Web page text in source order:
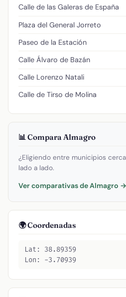
Calle de las Galeras de España
Plaza del General Jorreto
Paseo de la Estación
Calle Álvaro de Bazán
Calle Lorenzo Natali
Calle de Tirso de Molina
📊 Compara Almagro
¿Eligiendo entre municipios
lado a lado.
Ver comparativas de Almagro →
🌍 Coordenadas
Lat: 38.89359
Lon: -3.70939